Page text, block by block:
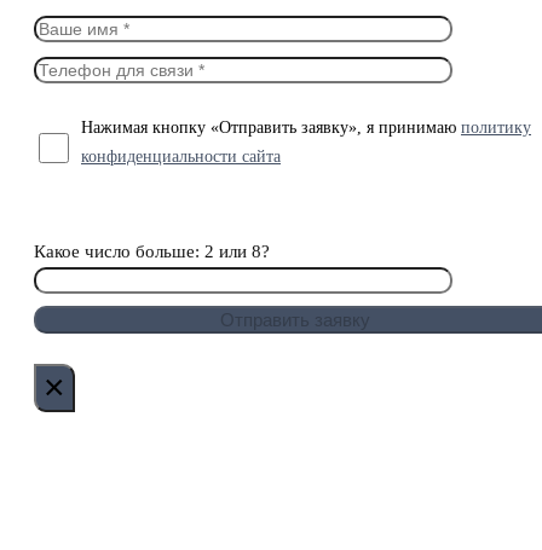
Нажимая кнопку «Отправить заявку», я принимаю политику
конфиденциальности сайта
Какое число больше: 2 или 8?
×